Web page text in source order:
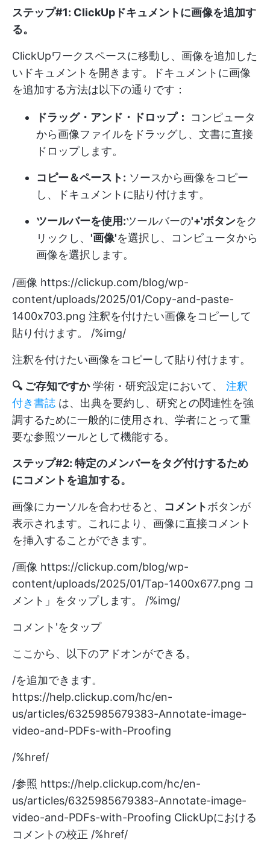
ステップ#1: ClickUpドキュメントに画像を追加す
る。
ClickUpワークスペースに移動し、画像を追加した
いドキュメントを開きます。ドキュメントに画像
を追加する方法は以下の通りです：
ドラッグ・アンド・ドロップ： コンピュータ
から画像ファイルをドラッグし、文書に直接
ドロップします。
コピー＆ペースト: ソースから画像をコピー
し、ドキュメントに貼り付けます。
ツールバーを使用:ツールバーの'+'ボタンをク
リックし、 '画像'を選択し、コンピュータから
画像を選択します。
/画像 https://clickup.com/blog/wp-
content/uploads/2025/01/Copy-and-paste-
1400x703.png 注釈を付けたい画像をコピーして
貼り付けます。 /%img/
注釈を付けたい画像をコピーして貼り付けます。
🔍 ご存知ですか学術・研究設定において、 注釈
付き書誌 は、出典を要約し、研究との関連性を強
調するために一般的に使用され、学者にとって重
要な参照ツールとして機能する。
ステップ#2: 特定のメンバーをタグ付けするため
にコメントを追加する。
画像にカーソルを合わせると、 コメントボタンが
表示されます。これにより、画像に直接コメント
を挿入することができます。
/画像 https://clickup.com/blog/wp-
content/uploads/2025/01/Tap-1400x677.png コ
メント」をタップします。 /%img/
コメント'をタップ
ここから、以下のアドオンができる。
/を追加できます。
https://help.clickup.com/hc/en-
us/articles/6325985679383-Annotate-image-
video-and-PDFs-with-Proofing
/%href/
/参照 https://help.clickup.com/hc/en-
us/articles/6325985679383-Annotate-image-
video-and-PDFs-with-Proofing ClickUpにおける
コメントの校正 /%href/